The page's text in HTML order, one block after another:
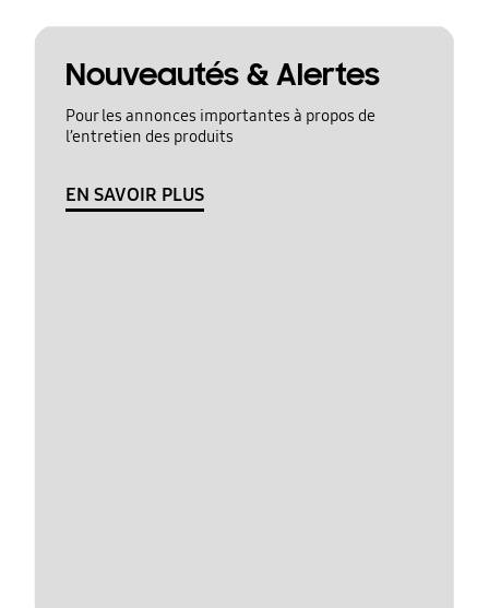
Nouveautés & Alertes
Pour les annonces importantes à propos de
l’entretien des produits
EN SAVOIR PLUS